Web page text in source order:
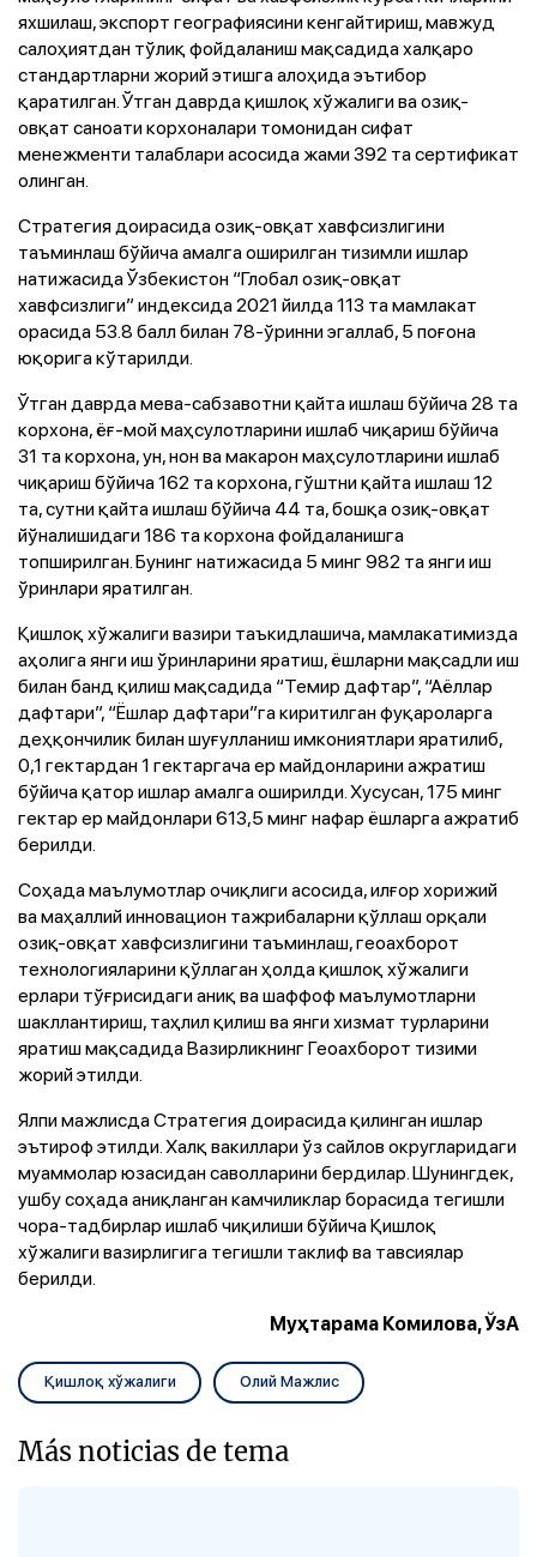
яхшилаш, экспорт географиясини кенгайтириш, мавжуд
салоҳиятдан тўлиқ фойдаланиш мақсадида халқаро
стандартларни жорий этишга алоҳида эътибор
қаратилган. Ўтган даврда қишлоқ хўжалиги ва озиқ-
овқат саноати корхоналари томонидан сифат
менежменти талаблари асосида жами 392 та сертификат
олинган.
Стратегия доирасида озиқ-овқат хавфсизлигини
таъминлаш бўйича амалга оширилган тизимли ишлар
натижасида Ўзбекистон “Глобал озиқ-овқат
хавфсизлиги” индексида 2021 йилда 113 та мамлакат
орасида 53.8 балл билан 78-ўринни эгаллаб, 5 поғона
юқорига кўтарилди.
Ўтган даврда мева-сабзавотни қайта ишлаш бўйича 28 та
корхона, ёғ-мой маҳсулотларини ишлаб чиқариш бўйича
31 та корхона, ун, нон ва макарон маҳсулотларини ишлаб
чиқариш бўйича 162 та корхона, гўштни қайта ишлаш 12
та, сутни қайта ишлаш бўйича 44 та, бошқа озиқ-овқат
йўналишидаги 186 та корхона фойдаланишга
топширилган. Бунинг натижасида 5 минг 982 та янги иш
ўринлари яратилган.
Қишлоқ хўжалиги вазири таъкидлашича, мамлакатимизда
аҳолига янги иш ўринларини яратиш, ёшларни мақсадли иш
билан банд қилиш мақсадида “Темир дафтар”, “Аёллар
дафтари”, “Ёшлар дафтари”га киритилган фуқароларга
деҳқончилик билан шуғулланиш имкониятлари яратилиб,
0,1 гектардан 1 гектаргача ер майдонларини ажратиш
бўйича қатор ишлар амалга оширилди. Хусусан, 175 минг
гектар ер майдонлари 613,5 минг нафар ёшларга ажратиб
берилди.
Соҳада маълумотлар очиқлиги асосида, илғор хорижий
ва маҳаллий инновацион тажрибаларни қўллаш орқали
озиқ-овқат хавфсизлигини таъминлаш, геоахборот
технологияларини қўллаган ҳолда қишлоқ хўжалиги
ерлари тўғрисидаги аниқ ва шаффоф маълумотларни
шакллантириш, таҳлил қилиш ва янги хизмат турларини
яратиш мақсадида Вазирликнинг Геоахборот тизими
жорий этилди.
Ялпи мажлисда Стратегия доирасида қилинган ишлар
эътироф этилди. Халқ вакиллари ўз сайлов округларидаги
муаммолар юзасидан саволларини бердилар. Шунингдек,
ушбу соҳада аниқланган камчиликлар борасида тегишли
чора-тадбирлар ишлаб чиқилиши бўйича Қишлоқ
хўжалиги вазирлигига тегишли таклиф ва тавсиялар
берилди.
Муҳтарама Комилова, ЎзА
Қишлоқ хўжалиги Олий Мажлис
Más noticias de tema